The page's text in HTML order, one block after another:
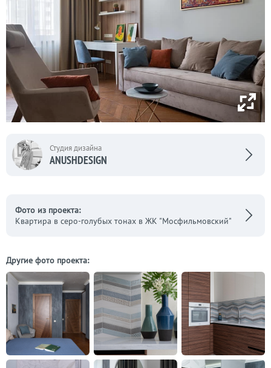
Студия дизайна
ANUSHDESIGN
Фото из проекта:
Квартира в серо-голубых тонах в ЖК "Мосфильмовский"
Другие фото проекта: